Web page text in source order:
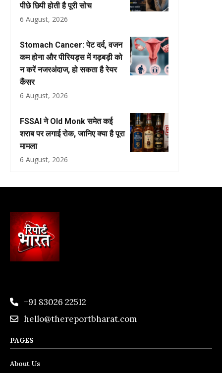
पीछे छिपी होती है पूरी सोच
6 August, 2026
Stomach Cancer: पेट दर्द, वजन
कम होना और पीरियड्स में गड़बड़ी को
न करें नजरअंदाज, हो सकता है रेयर
कैंसर
6 August, 2026
FSSAI ने Old Monk समेत कई
शराब पर लगाई रोक, जानिए क्या है पूरा
मामला
6 August, 2026
+91 83026 22512
hello@thereportbharat.com
PAGES
About Us